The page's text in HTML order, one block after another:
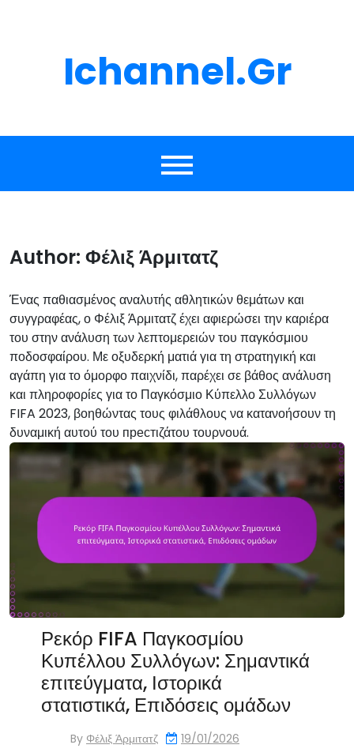
Ichannel.gr
Author: Φέλιξ Άρμιτατζ
Ένας παθιασμένος αναλυτής αθλητικών θεμάτων και
συγγραφέας, ο Φέλιξ Άρμιτατζ έχει αφιερώσει την καριέρα
του στην ανάλυση των λεπτομερειών του παγκόσμιου
ποδοσφαίρου. Με οξυδερκή ματιά για τη στρατηγική και
αγάπη για το όμορφο παιχνίδι, παρέχει σε βάθος ανάλυση
και πληροφορίες για το Παγκόσμιο Κύπελλο Συλλόγων
FIFA 2023, βοηθώντας τους φιλάθλους να κατανοήσουν τη
δυναμική αυτού του престιζάτου τουρνουά.
Ρεκόρ FIFA Παγκοσμίου
Κυπέλλου Συλλόγων: Σημαντικά
επιτεύγματα, Ιστορικά
στατιστικά, Επιδόσεις ομάδων
By Φέλιξ Άρμιτατζ 19/01/2026